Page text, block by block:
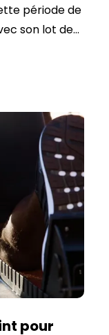
période de
son lot de
marques
résolutions :
pour